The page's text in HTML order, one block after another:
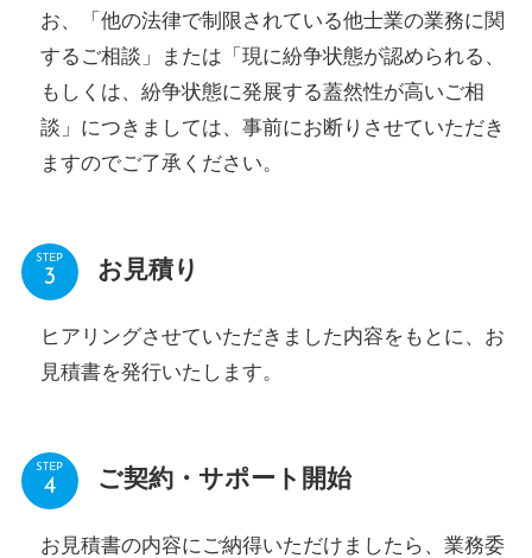
お、「他の法律で制限されている他士業の業務に関
するご相談」または「現に紛争状態が認められる、
もしくは、紛争状態に発展する蓋然性が高いご相
談」につきましては、事前にお断りさせていただき
ますのでご了承ください。
STEP お見積り
ヒアリングさせていただきました内容をもとに、お
見積書を発行いたします。
STEP ご契約・サポート開始
お見積書の内容にご納得いただけましたら、業務委